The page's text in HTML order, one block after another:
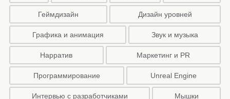
Геймдизайн Дизайн уровней
Графика и анимация Звук и музыка
Нарратив Маркетинг и PR
Программирование Unreal Engine
Интервью с разработчиками Мышки